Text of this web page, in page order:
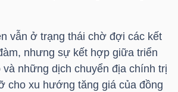
vẫn ở trạng thái chờ đợi các kết
nhưng sự kết hợp giữa triển
và những dịch chuyển địa chính trị
cho xu hướng tăng giá của đồng